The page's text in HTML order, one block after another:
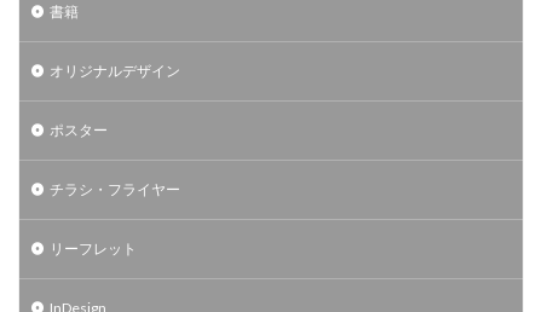
書籍
オリジナルデザイン
ポスター
チラシ・フライヤー
リーフレット
InDesign